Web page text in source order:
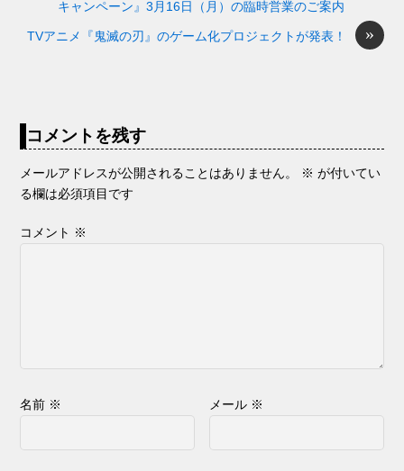
o
k
g
er
キャンペーン』3月16日（月）の臨時営業のご案内
»
TVアニメ『鬼滅の刃』のゲーム化プロジェクトが発表！
コメントを残す
メールアドレスが公開されることはありません。 ※ が付いてい
る欄は必須項目です
コメント ※
名前 ※ メール ※